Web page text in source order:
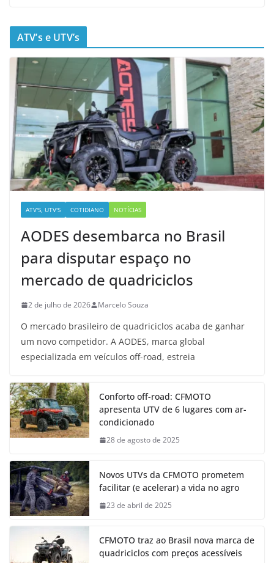
ATV’s e UTV’s
ATV'S, UTV'S COTIDIANO NOTÍCIAS
AODES desembarca no Brasil
para disputar espaço no
mercado de quadriciclos
2 de julho de 2026 Marcelo Souza
O mercado brasileiro de quadriciclos acaba de ganhar
um novo competidor. A AODES, marca global
especializada em veículos off-road, estreia
Conforto off-road: CFMOTO
apresenta UTV de 6 lugares com ar-
condicionado
28 de agosto de 2025
Novos UTVs da CFMOTO prometem
facilitar (e acelerar) a vida no agro
23 de abril de 2025
CFMOTO traz ao Brasil nova marca de
quadriciclos com preços acessíveis